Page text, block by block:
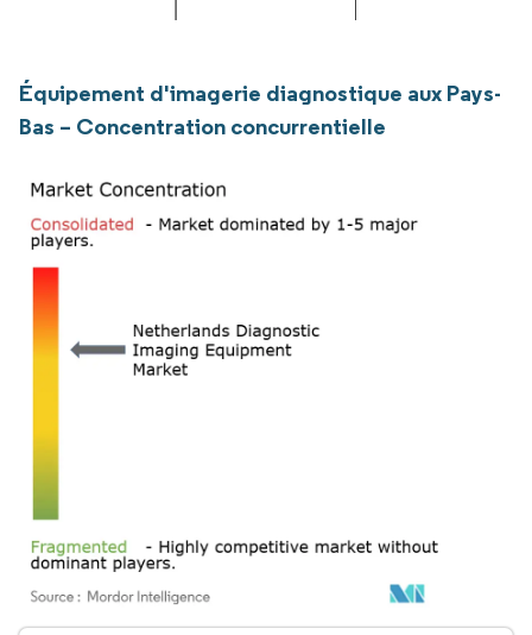
Équipement d'imagerie diagnostique aux Pays-
Bas – Concentration concurrentielle